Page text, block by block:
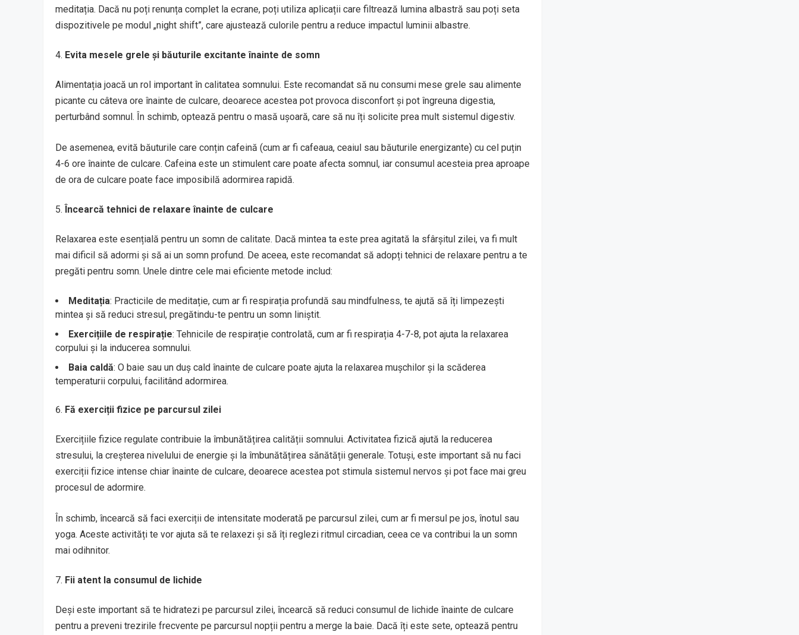
meditația. Dacă nu poți renunța complet la ecrane, poți utiliza aplicații care filtrează lumina albastră sau poți seta
dispozitivele pe modul „night shift”, care ajustează culorile pentru a reduce impactul luminii albastre.
Evita mesele grele și băuturile excitante înainte de somn
Alimentația joacă un rol important în calitatea somnului. Este recomandat să nu consumi mese grele sau alimente
picante cu câteva ore înainte de culcare, deoarece acestea pot provoca disconfort și pot îngreuna digestia,
perturbând somnul. În schimb, optează pentru o masă ușoară, care să nu îți solicite prea mult sistemul digestiv.
De asemenea, evită băuturile care conțin cafeină (cum ar fi cafeaua, ceaiul sau băuturile energizante) cu cel puțin
4-6 ore înainte de culcare. Cafeina este un stimulent care poate afecta somnul, iar consumul acesteia prea aproape
de ora de culcare poate face imposibilă adormirea rapidă.
Încearcă tehnici de relaxare înainte de culcare
Relaxarea este esențială pentru un somn de calitate. Dacă mintea ta este prea agitată la sfârșitul zilei, va fi mult
mai dificil să adormi și să ai un somn profund. De aceea, este recomandat să adopți tehnici de relaxare pentru a te
pregăti pentru somn. Unele dintre cele mai eficiente metode includ:
Meditația: Practicile de meditație, cum ar fi respirația profundă sau mindfulness, te ajută să îți limpezești
mintea și să reduci stresul, pregătindu-te pentru un somn liniștit.
Exercițiile de respirație: Tehnicile de respirație controlată, cum ar fi respirația 4-7-8, pot ajuta la relaxarea
corpului și la inducerea somnului.
Baia caldă: O baie sau un duș cald înainte de culcare poate ajuta la relaxarea mușchilor și la scăderea
temperaturii corpului, facilitând adormirea.
Fă exerciții fizice pe parcursul zilei
Exercițiile fizice regulate contribuie la îmbunătățirea calității somnului. Activitatea fizică ajută la reducerea
stresului, la creșterea nivelului de energie și la îmbunătățirea sănătății generale. Totuși, este important să nu faci
exerciții fizice intense chiar înainte de culcare, deoarece acestea pot stimula sistemul nervos și pot face mai greu
procesul de adormire.
În schimb, încearcă să faci exerciții de intensitate moderată pe parcursul zilei, cum ar fi mersul pe jos, înotul sau
yoga. Aceste activități te vor ajuta să te relaxezi și să îți reglezi ritmul circadian, ceea ce va contribui la un somn
mai odihnitor.
Fii atent la consumul de lichide
Deși este important să te hidratezi pe parcursul zilei, încearcă să reduci consumul de lichide înainte de culcare
pentru a preveni trezirile frecvente pe parcursul nopții pentru a merge la baie. Dacă îți este sete, optează pentru